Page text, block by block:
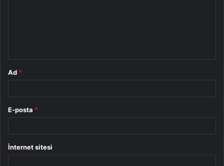
Ad *
E-posta *
İnternet sitesi